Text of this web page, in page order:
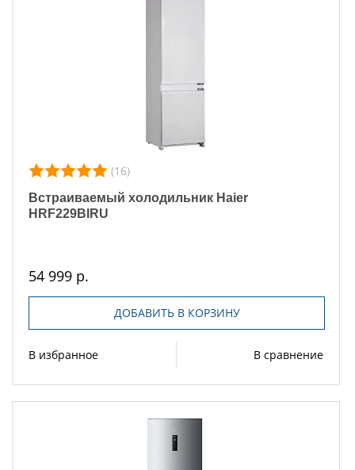
(16)
Встраиваемый холодильник Haier
HRF229BIRU
54 999 р.
ДОБАВИТЬ В КОРЗИНУ
В избранное В сравнение